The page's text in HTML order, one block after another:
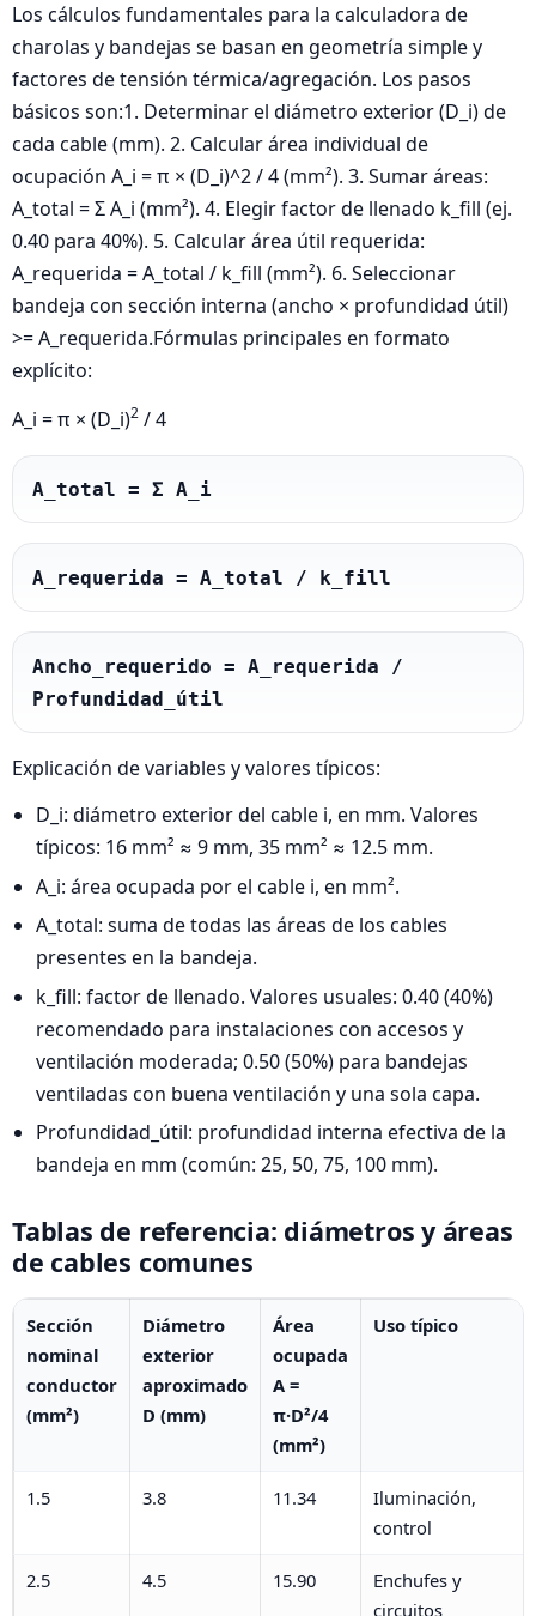
Los cálculos fundamentales para la calculadora de
charolas y bandejas se basan en geometría simple y
factores de tensión térmica/agregación. Los pasos
básicos son:1. Determinar el diámetro exterior (D_i) de
cada cable (mm). 2. Calcular área individual de
ocupación A_i = π × (D_i)^2 / 4 (mm²). 3. Sumar áreas:
A_total = Σ A_i (mm²). 4. Elegir factor de llenado k_fill (ej.
0.40 para 40%). 5. Calcular área útil requerida:
A_requerida = A_total / k_fill (mm²). 6. Seleccionar
bandeja con sección interna (ancho × profundidad útil)
>= A_requerida.Fórmulas principales en formato
explícito:
A_i = π × (D_i)2 / 4
A_total = Σ A_i
A_requerida = A_total / k_fill
Ancho_requerido = A_requerida /
Profundidad_útil
Explicación de variables y valores típicos:
D_i: diámetro exterior del cable i, en mm. Valores
típicos: 16 mm² ≈ 9 mm, 35 mm² ≈ 12.5 mm.
A_i: área ocupada por el cable i, en mm².
A_total: suma de todas las áreas de los cables
presentes en la bandeja.
k_fill: factor de llenado. Valores usuales: 0.40 (40%)
recomendado para instalaciones con accesos y
ventilación moderada; 0.50 (50%) para bandejas
ventiladas con buena ventilación y una sola capa.
Profundidad_útil: profundidad interna efectiva de la
bandeja en mm (común: 25, 50, 75, 100 mm).
Tablas de referencia: diámetros y áreas
de cables comunes
Sección
nominal
conductor
(mm²)
Diámetro
exterior
aproximado
D (mm)
Área
ocupada
A =
π·D²/4
(mm²)
Uso típico
1.5 3.8 11.34
Iluminación,
control
2.5 4.5 15.90
Enchufes y
circuitos